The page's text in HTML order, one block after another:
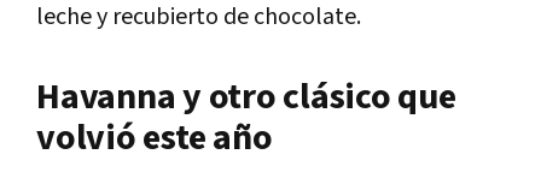
leche y recubierto de chocolate.
Havanna y otro clásico que
volvió este año